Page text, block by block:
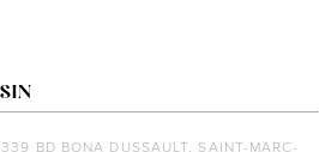
BD BONA DUSSAULT, SAINT-MARC-